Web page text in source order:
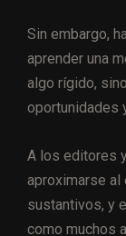
Sin embargo,
aprender una
algo rígido,
oportunidades
A los editores
aproximarse al
sustantivos, y
como muchos